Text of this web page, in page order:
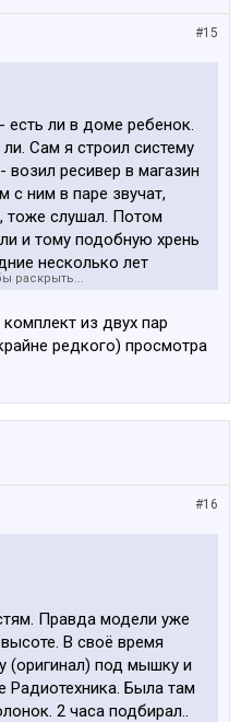
#15
ли в доме ребенок.
Сам я строил систему
возил ресивер в магазин
с ним в паре звучат,
тоже слушал. Потом
и тому подобную хрень
несколько лет
ровно один раз - когда
назначению - собирает
раскрыть...
из двух пар
редкого) просмотра
#16
Правда модели уже
В своё время
(оригинал) под мышку и
Радиотехника. Была там
2 часа подбирал..